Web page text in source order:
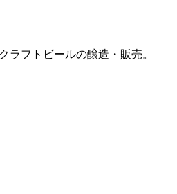
クラフトビールの醸造・販売。